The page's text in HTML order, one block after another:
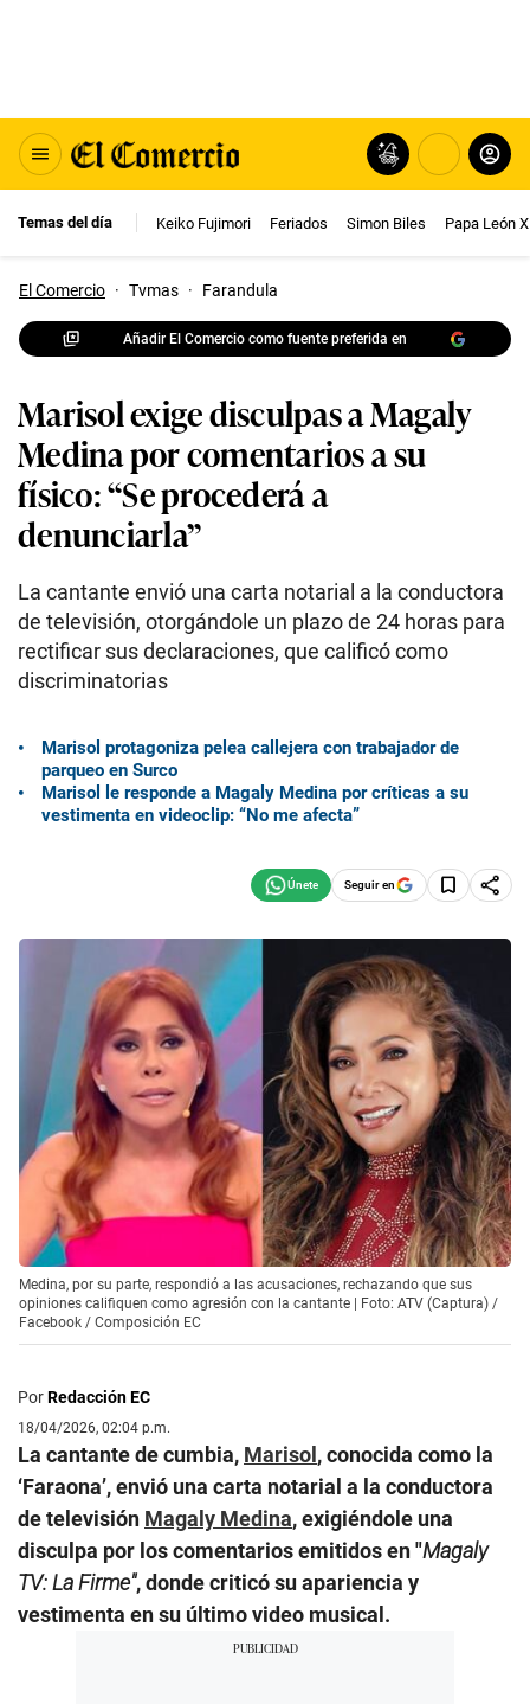
Temas del día Keiko Fujimori Feriados Simon Biles Papa León
El Comercio · Tvmas · Farandula
Añadir El Comercio como fuente preferida en
Marisol exige disculpas a Magaly
Medina por comentarios a su
físico: “Se procederá a
denunciarla”
La cantante envió una carta notarial a la conductora
de televisión, otorgándole un plazo de 24 horas para
rectificar sus declaraciones, que calificó como
discriminatorias
Marisol protagoniza pelea callejera con trabajador de
parqueo en Surco
Marisol le responde a Magaly Medina por críticas a su
vestimenta en videoclip: “No me afecta”
Seguir en
Medina, por su parte, respondió a las acusaciones, rechazando que sus
opiniones califiquen como agresión con la cantante | Foto: ATV (Captura) /
Facebook / Composición EC
PorRedacción EC
18/04/2026, 02:04 p.m.
La cantante de cumbia, Marisol, conocida como la
‘Faraona’, envió una carta notarial a la conductora
de televisión Magaly Medina, exigiéndole una
disculpa por los comentarios emitidos en "Magaly
TV: La Firme", donde criticó su apariencia y
vestimenta en su último video musical.